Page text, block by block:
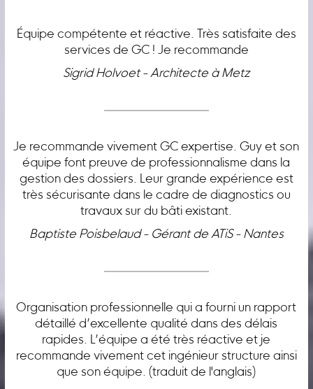
Équipe compétente et réactive. Très satisfaite des
services de GC ! Je recommande
Sigrid Holvoet - Architecte à Metz
Je recommande vivement GC expertise. Guy et son
équipe font preuve de professionnalisme dans la
gestion des dossiers. Leur grande expérience est
très sécurisante dans le cadre de diagnostics ou
travaux sur du bâti existant.
Baptiste Poisbelaud - Gérant de ATiS - Nantes
Organisation professionnelle qui a fourni un rapport
détaillé d’excellente qualité dans des délais
rapides. L’équipe a été très réactive et je
recommande vivement cet ingénieur structure ainsi
que son équipe. (traduit de l'anglais)